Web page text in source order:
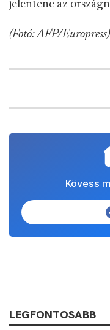
jelentene az
(Fotó: AFP/Europress)
Kövess
LEGFONTOSABB